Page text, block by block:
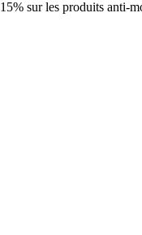
15% sur les produits anti-